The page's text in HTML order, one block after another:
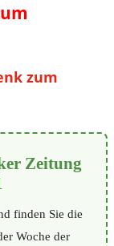
zum
Zeitung
finden Sie die
Woche der